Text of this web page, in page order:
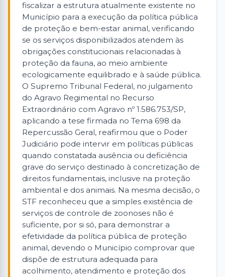
fiscalizar a estrutura atualmente existente no
Município para a execução da política pública
de proteção e bem-estar animal, verificando
se os serviços disponibilizados atendem às
obrigações constitucionais relacionadas à
proteção da fauna, ao meio ambiente
ecologicamente equilibrado e à saúde pública.
O Supremo Tribunal Federal, no julgamento
do Agravo Regimental no Recurso
Extraordinário com Agravo nº 1.586.753/SP,
aplicando a tese firmada no Tema 698 da
Repercussão Geral, reafirmou que o Poder
Judiciário pode intervir em políticas públicas
quando constatada ausência ou deficiência
grave do serviço destinado à concretização de
direitos fundamentais, inclusive na proteção
ambiental e dos animais. Na mesma decisão, o
STF reconheceu que a simples existência de
serviços de controle de zoonoses não é
suficiente, por si só, para demonstrar a
efetividade da política pública de proteção
animal, devendo o Município comprovar que
dispõe de estrutura adequada para
acolhimento, atendimento e proteção dos